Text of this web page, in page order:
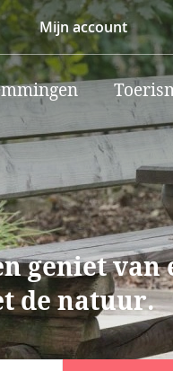
Mijn account
geniet van
de natuur.